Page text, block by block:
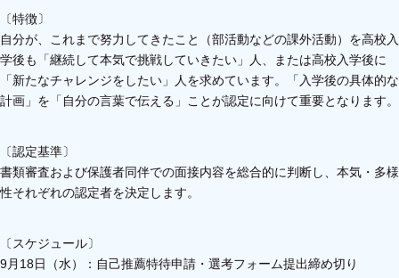
〔特徴〕
自分が、これまで努力してきたこと（部活動などの課外活動）を高校入
学後も「継続して本気で挑戦していきたい」人、または高校入学後に
「新たなチャレンジをしたい」人を求めています。「入学後の具体的な
計画」を「自分の言葉で伝える」ことが認定に向けて重要となります。
〔認定基準〕
書類審査および保護者同伴での面接内容を総合的に判断し、本気・多様
性それぞれの認定者を決定します。
〔スケジュール〕
9月18日（水）：自己推薦特待申請・選考フォーム提出締め切り